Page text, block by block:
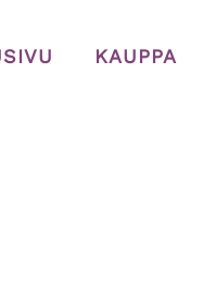
KAUPPA